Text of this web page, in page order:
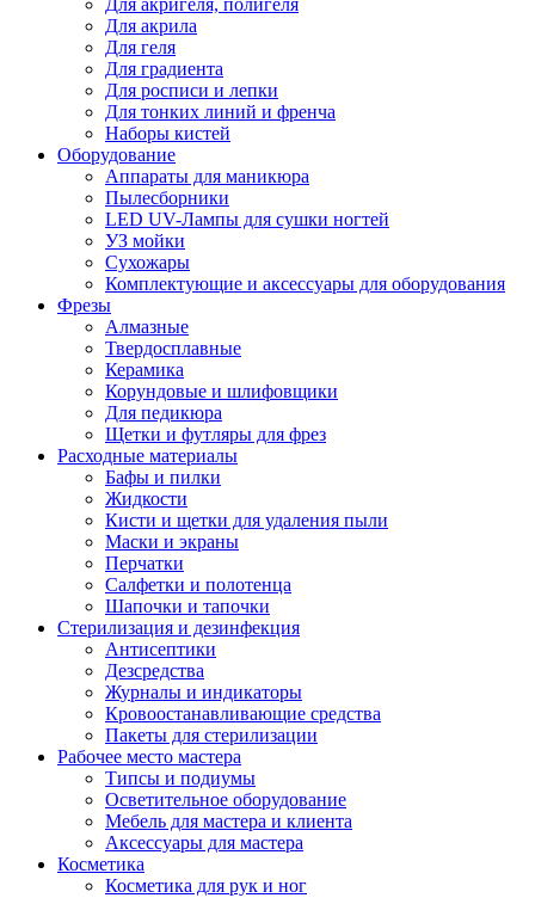
Для акригеля, полигеля
Для акрила
Для геля
Для градиента
Для росписи и лепки
Для тонких линий и френча
Наборы кистей
Оборудование
Аппараты для маникюра
Пылесборники
LED UV-Лампы для сушки ногтей
УЗ мойки
Сухожары
Комплектующие и аксессуары для оборудования
Фрезы
Алмазные
Твердосплавные
Керамика
Корундовые и шлифовщики
Для педикюра
Щетки и футляры для фрез
Расходные материалы
Бафы и пилки
Жидкости
Кисти и щетки для удаления пыли
Маски и экраны
Перчатки
Салфетки и полотенца
Шапочки и тапочки
Стерилизация и дезинфекция
Антисептики
Дезсредства
Журналы и индикаторы
Кровоостанавливающие средства
Пакеты для стерилизации
Рабочее место мастера
Типсы и подиумы
Осветительное оборудование
Мебель для мастера и клиента
Аксессуары для мастера
Косметика
Косметика для рук и ног